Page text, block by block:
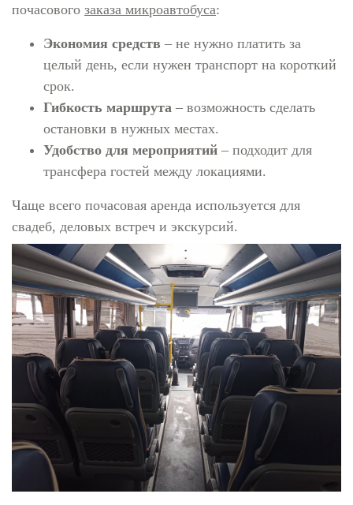
почасового заказа микроавтобуса:
Экономия средств – не нужно платить за
целый день, если нужен транспорт на короткий
срок.
Гибкость маршрута – возможность сделать
остановки в нужных местах.
Удобство для мероприятий – подходит для
трансфера гостей между локациями.
Чаще всего почасовая аренда используется для
свадеб, деловых встреч и экскурсий.